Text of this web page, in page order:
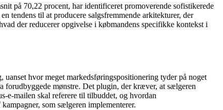
på 70,22 procent, har identificeret promoverende sofistikerede
tendens til at producere salgsfremmende arkitekturer, der
der reducerer opgivelse i købmandens specifikke kontekst i
hvor meget markedsføringspositionering tyder på noget
forudbyggede mønstre. Det plugin, der kræver, at sælgeren
e-mailen skal referere til tilbuddet, og hvordan
som sælgeren implementerer.